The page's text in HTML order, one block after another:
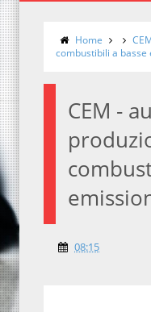
Home
combustibili a
CEM -
08:15